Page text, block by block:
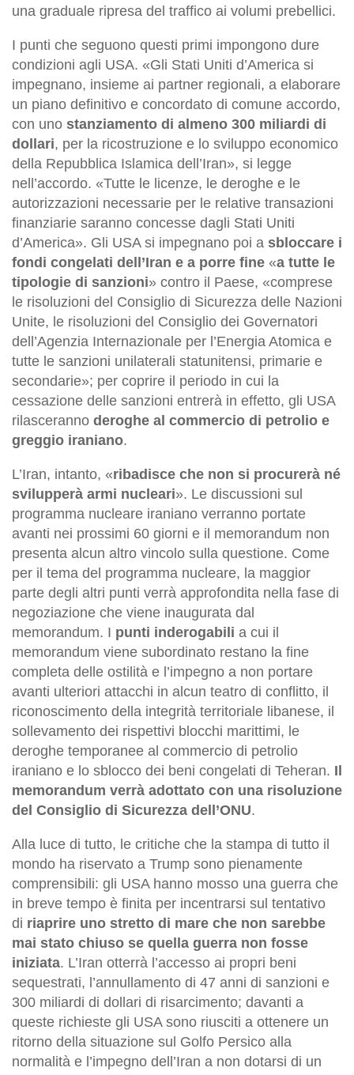
una graduale ripresa del traffico ai volumi prebellici.
I punti che seguono questi primi impongono dure
condizioni agli USA. «Gli Stati Uniti d’America si
impegnano, insieme ai partner regionali, a elaborare
un piano definitivo e concordato di comune accordo,
con uno stanziamento di almeno 300 miliardi di
dollari, per la ricostruzione e lo sviluppo economico
della Repubblica Islamica dell’Iran», si legge
nell’accordo. «Tutte le licenze, le deroghe e le
autorizzazioni necessarie per le relative transazioni
finanziarie saranno concesse dagli Stati Uniti
d’America». Gli USA si impegnano poi a sbloccare i
fondi congelati dell’Iran e a porre fine «a tutte le
tipologie di sanzioni» contro il Paese, «comprese
le risoluzioni del Consiglio di Sicurezza delle Nazioni
Unite, le risoluzioni del Consiglio dei Governatori
dell’Agenzia Internazionale per l’Energia Atomica e
tutte le sanzioni unilaterali statunitensi, primarie e
secondarie»; per coprire il periodo in cui la
cessazione delle sanzioni entrerà in effetto, gli USA
rilasceranno deroghe al commercio di petrolio e
greggio iraniano.
L’Iran, intanto, «ribadisce che non si procurerà né
svilupperà armi nucleari». Le discussioni sul
programma nucleare iraniano verranno portate
avanti nei prossimi 60 giorni e il memorandum non
presenta alcun altro vincolo sulla questione. Come
per il tema del programma nucleare, la maggior
parte degli altri punti verrà approfondita nella fase di
negoziazione che viene inaugurata dal
memorandum. I punti inderogabili a cui il
memorandum viene subordinato restano la fine
completa delle ostilità e l’impegno a non portare
avanti ulteriori attacchi in alcun teatro di conflitto, il
riconoscimento della integrità territoriale libanese, il
sollevamento dei rispettivi blocchi marittimi, le
deroghe temporanee al commercio di petrolio
iraniano e lo sblocco dei beni congelati di Teheran. Il
memorandum verrà adottato con una risoluzione
del Consiglio di Sicurezza dell’ONU.
Alla luce di tutto, le critiche che la stampa di tutto il
mondo ha riservato a Trump sono pienamente
comprensibili: gli USA hanno mosso una guerra che
in breve tempo è finita per incentrarsi sul tentativo
di riaprire uno stretto di mare che non sarebbe
mai stato chiuso se quella guerra non fosse
iniziata. L’Iran otterrà l’accesso ai propri beni
sequestrati, l’annullamento di 47 anni di sanzioni e
300 miliardi di dollari di risarcimento; davanti a
queste richieste gli USA sono riusciti a ottenere un
ritorno della situazione sul Golfo Persico alla
normalità e l’impegno dell’Iran a non dotarsi di un